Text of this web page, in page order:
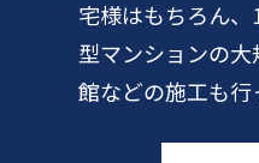
宅様はもちろん
型マンションの
館などの施工も行